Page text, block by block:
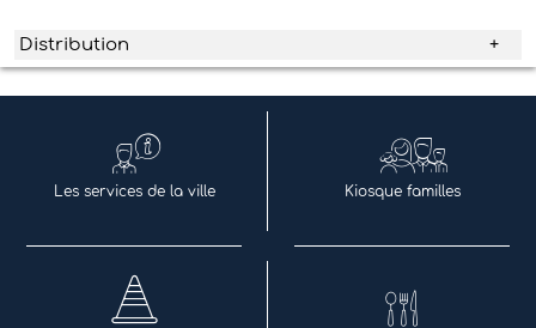
Distribution
Les services de la ville Kiosque familles